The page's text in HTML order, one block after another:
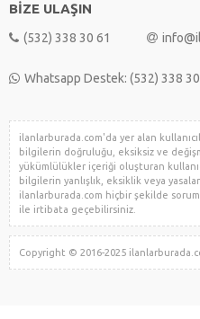
BİZE ULAŞIN
(532) 338 30 61
Whatsapp Destek: (532) 338 30
ilanlarburada.com'da yer alan
bilgilerin doğruluğu, eksiksiz ve
yükümlülükler içeriği oluşturan
bilgilerin yanlışlık, eksiklik veya
ilanlarburada.com hiçbir şekilde
ile irtibata geçebilirsiniz.
Copyright © 2016-2025